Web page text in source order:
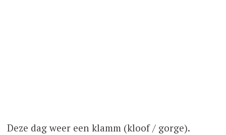
Deze dag weer een klamm (kloof / gorge).